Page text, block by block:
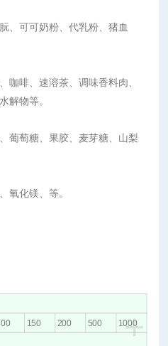
可可奶粉、代乳粉、猪血
啡、速溶茶、调味香料肉、
解物等。
萄糖、果胶、麦芽糖、山梨
化镁、等。
+
150 200 500 1000